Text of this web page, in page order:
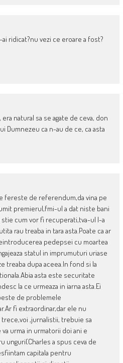
ridicat?nu vezi ce eroare a fost?
era natural sa se agate de ceva, don
Dumnezeu ca n-au de ce, ca asta
fereste de referendum,da vina pe
premierul,fmi-ul a dat niste bani
stie cum vor fi recuperati,tva-ul l-a
rau treaba in tara asta.Poate ca ar
pedepsei cu moartea
statul in imprumuturi uriase
treaba dupa aceea.In fond si la
asta este securitate
la ce urmeaza in iarna asta.Ei
de problemele
fi extraordinar,dar ele nu
,jurnalistii, trebuie sa
urma in urmatorii doi ani e
unguri(Charles a spus ceva de
capitala pentru